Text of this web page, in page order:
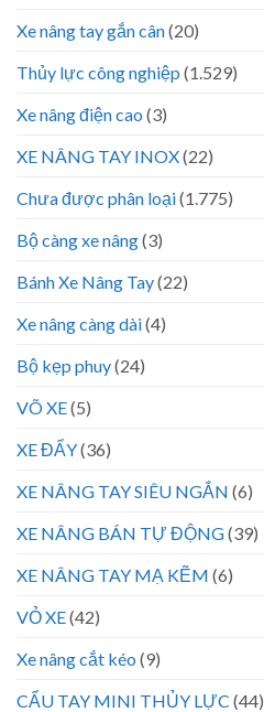
Xe nâng tay gắn cân(20)
Thủy lực công nghiệp (1.529)
Xe nâng điện cao (3)
XE NÂNG TAY INOX(22)
Chưa được phân loại(1.775)
Bộ càng xe nâng(3)
Bánh Xe Nâng Tay(22)
Xe nâng càng dài(4)
Bộ kẹp phuy(24)
VÕ XE(5)
XE ĐẨY(36)
XE NÂNG TAY SIÊU NGẮN (6)
XE NÂNG BÁN TỰ ĐỘNG(39)
XE NÂNG TAY MẠ KẼM (6)
VỎ XE(42)
Xe nâng cắt kéo (9)
CẨU TAY MINI THỦY LỰC (44)